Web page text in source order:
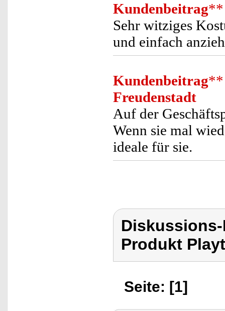
Kundenbeitrag**
Sehr witziges
und einfach
Kundenbeitrag**
Freudenstadt
Auf der
Wenn sie mal
ideale für sie.
Produkt
Seite: [1]